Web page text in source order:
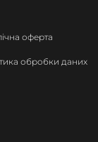
оферта
обробки даних